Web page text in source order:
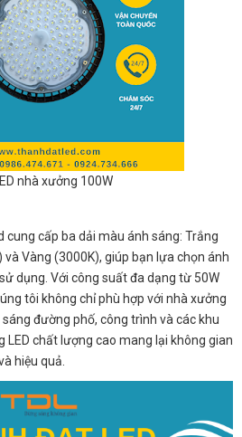
nhà xưởng 100W
cung cấp ba dải màu ánh sáng: Trắng
Vàng (3000K), giúp bạn lựa chọn ánh
dụng. Với công suất đa dạng từ 50W
tôi không chỉ phù hợp với nhà xưởng
đường phố, công trình và các khu
LED chất lượng cao mang lại không gian
hiệu quả.